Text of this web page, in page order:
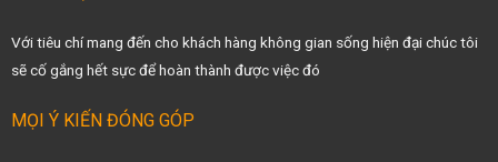
Với tiêu chí mang đến cho khách hàng không gian sống hiện đại chúc tôi
sẽ cố gắng hết sực để hoàn thành được việc đó
MỌI Ý KIẾN ĐÓNG GÓP